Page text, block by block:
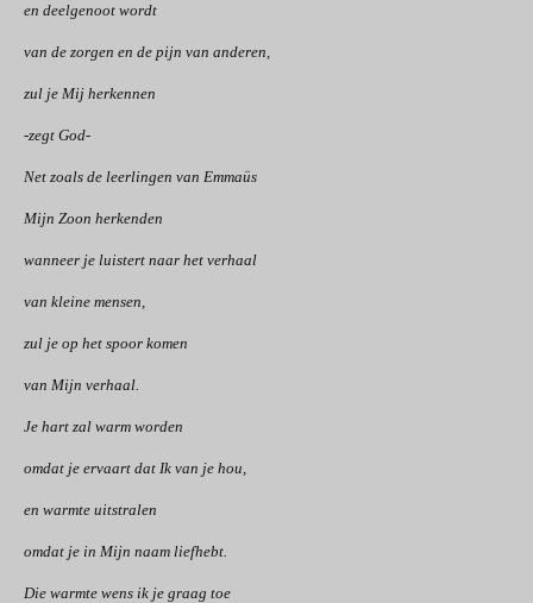
en deelgenoot wordt
van de zorgen en de pijn van anderen,
zul je Mij herkennen
-zegt God-
Net zoals de leerlingen van Emmaüs
Mijn Zoon herkenden
wanneer je luistert naar het verhaal
van kleine mensen,
zul je op het spoor komen
van Mijn verhaal.
Je hart zal warm worden
omdat je ervaart dat Ik van je hou,
en warmte uitstralen
omdat je in Mijn naam liefhebt.
Die warmte wens ik je graag toe